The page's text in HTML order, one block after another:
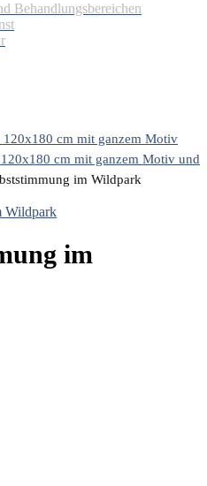
Behandlungsbereichen
120x180 cm mit ganzem Motiv
cm mit ganzem Motiv und
im Wildpark
im